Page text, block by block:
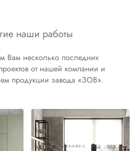
наши работы
Вам несколько последних
от нашей компании и
продукции завода «ЗОВ».